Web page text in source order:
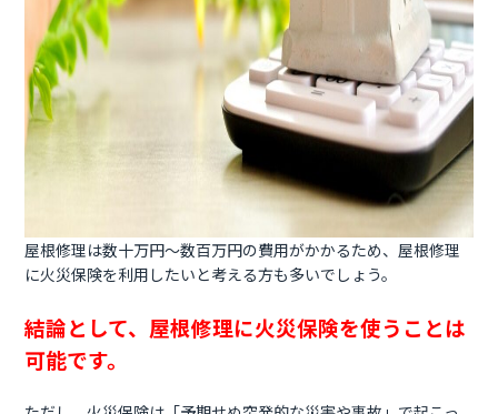
屋根修理は数十万円〜数百万円の費用がかかるため、屋根修理
に火災保険を利用したいと考える方も多いでしょう。
結論として、屋根修理に火災保険を使うことは
可能です。